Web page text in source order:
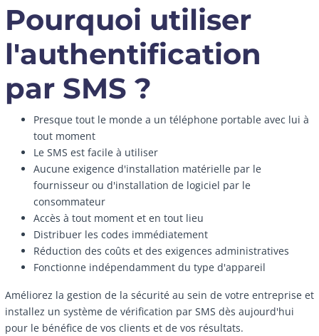
Pourquoi utiliser
l'authentification
par SMS ?
Presque tout le monde a un téléphone portable avec lui à
tout moment
Le SMS est facile à utiliser
Aucune exigence d'installation matérielle par le
fournisseur ou d'installation de logiciel par le
consommateur
Accès à tout moment et en tout lieu
Distribuer les codes immédiatement
Réduction des coûts et des exigences administratives
Fonctionne indépendamment du type d'appareil
Améliorez la gestion de la sécurité au sein de votre entreprise et
installez un système de vérification par SMS dès aujourd'hui
pour le bénéfice de vos clients et de vos résultats.